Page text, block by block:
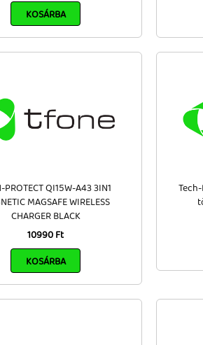
KOSÁRBA
PROTECT QI15W-A43 3IN1
MAGSAFE WIRELESS
CHARGER BLACK
10990 Ft
KOSÁRBA